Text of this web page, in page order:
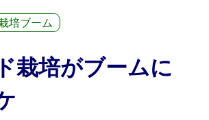
培ブーム
栽培がブームに